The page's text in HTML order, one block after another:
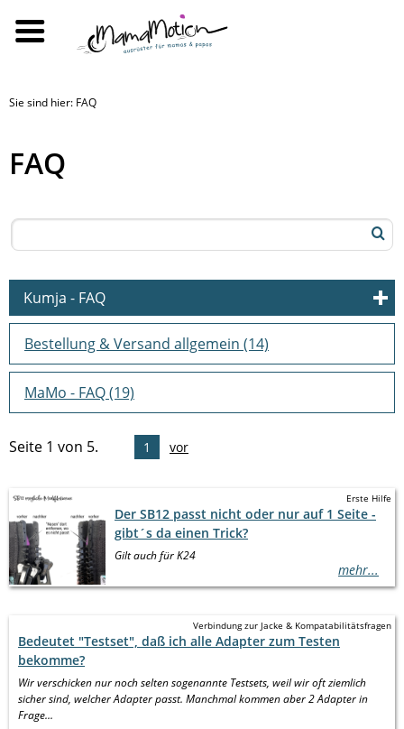
Sie sind hier: FAQ
FAQ
Kumja - FAQ
Erste Hilfe(10)
Verbindung zur Jacke & Kompatabilitätsfragen
Lang, eng, kurz - wie sitzt die Jackenerweiterung?
andere Reißverschlüsse (kein YKK)(11)
Bestellung & Versand allgemein (14)
MaMo - FAQ(19)
Seite 1 von 5. 1 vor
Erste Hilfe
Der SB12 passt nicht oder nur auf 1 Seite -
gibt´s da einen Trick?
Gilt auch für K24
mehr...
Verbindung zur Jacke & Kompatabilitätsfragen
Bedeutet "Testset", daß ich alle Adapter zum Testen
bekomme?
Wir verschicken nur noch selten sogenannte Testsets, weil wir oft ziemlich
sicher sind, welcher Adapter passt. Manchmal kommen aber 2 Adapter in
Frage...